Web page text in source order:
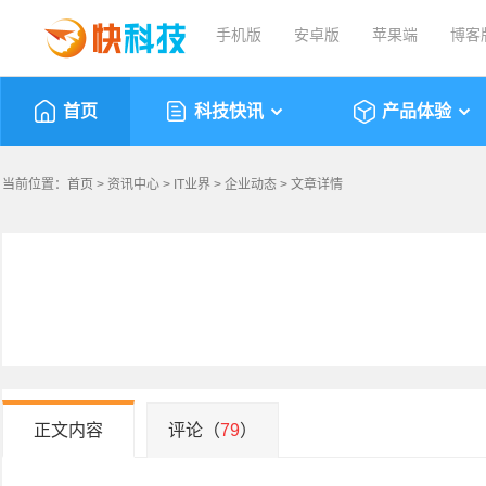
手机版 安卓版 苹果端 博客
首页 科技快讯 产品体验
当前位置： 首页 > 资讯中心 > IT业界 > 企业动态 > 文章详情
正文内容 评论（79）